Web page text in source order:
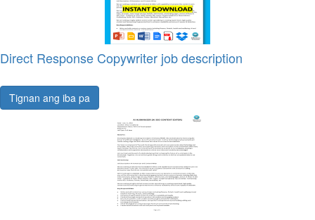
Direct Response Copywriter job description
Tignan ang iba pa